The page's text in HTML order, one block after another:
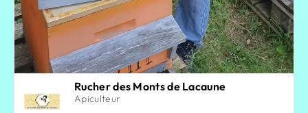
Rucher des Monts de Lacaune
Apiculteur